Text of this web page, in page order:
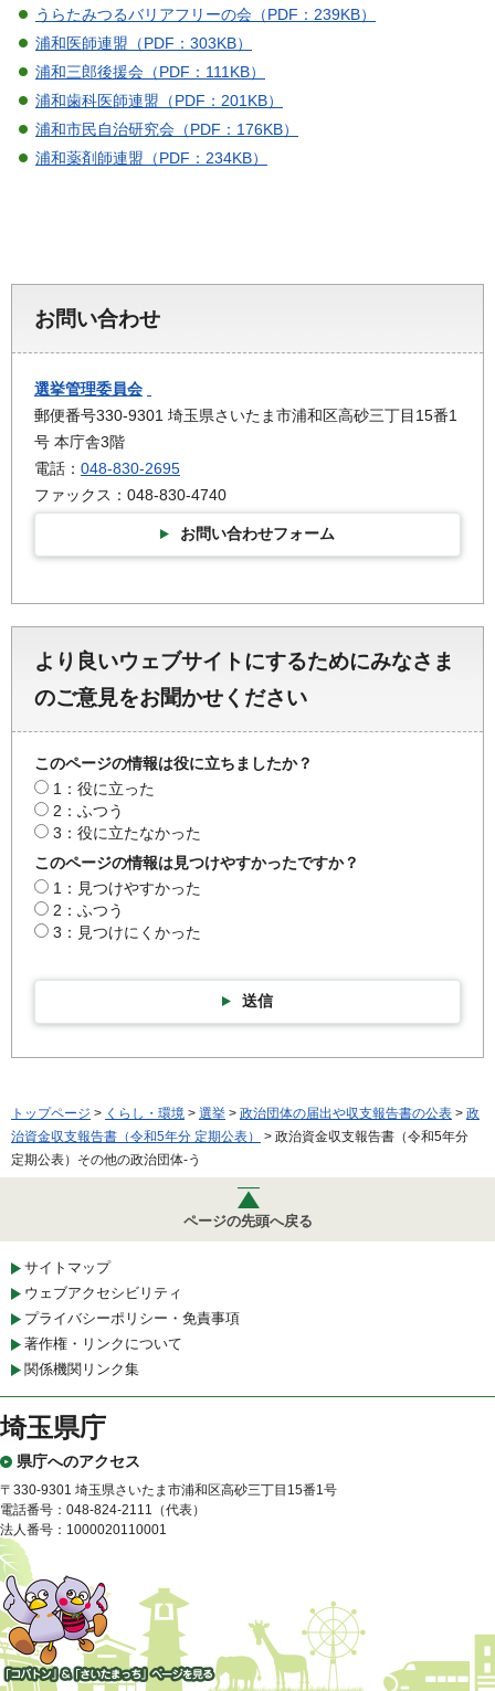
うらたみつるバリアフリーの会（PDF：239KB）
浦和医師連盟（PDF：303KB）
浦和三郎後援会（PDF：111KB）
浦和歯科医師連盟（PDF：201KB）
浦和市民自治研究会（PDF：176KB）
浦和薬剤師連盟（PDF：234KB）
お問い合わせ
選挙管理委員会
郵便番号330-9301 埼玉県さいたま市浦和区高砂三丁目15番1
号 本庁舎3階
電話： 048-830-2695
ファックス：048-830-4740
お問い合わせフォーム
より良いウェブサイトにするためにみなさま
のご意見をお聞かせください
このページの情報は役に立ちましたか？
1：役に立った
2：ふつう
3：役に立たなかった
このページの情報は見つけやすかったですか？
1：見つけやすかった
2：ふつう
3：見つけにくかった
送信
トップページ > くらし・環境 > 選挙 > 政治団体の届出や収支報告書の公表 > 政
治資金収支報告書（令和5年分 定期公表）
> 政治資金収支報告書（令和5年分
定期公表）その他の政治団体-う
ページの先頭へ戻る
サイトマップ
ウェブアクセシビリティ
プライバシーポリシー・免責事項
著作権・リンクについて
関係機関リンク集
埼玉県庁
県庁へのアクセス
〒330-9301 埼玉県さいたま市浦和区高砂三丁目15番1号
電話番号：048-824-2111（代表）
法人番号：1000020110001
「コバトン」&「さいたまっ